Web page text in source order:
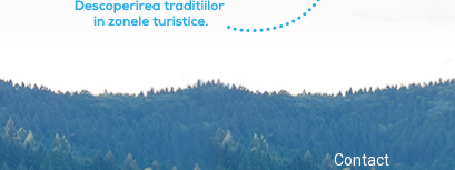
Contact